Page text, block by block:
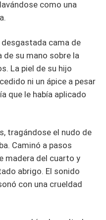
lo que Alejandro esconde
¿Podrá el deseo
como una
desgastada cama de
su mano sobre la
La piel de su hijo
ni un ápice a pesar
que le había aplicado
tragándose el nudo de
Caminó a pasos
madera del cuarto y
abrigo. El sonido
con una crueldad